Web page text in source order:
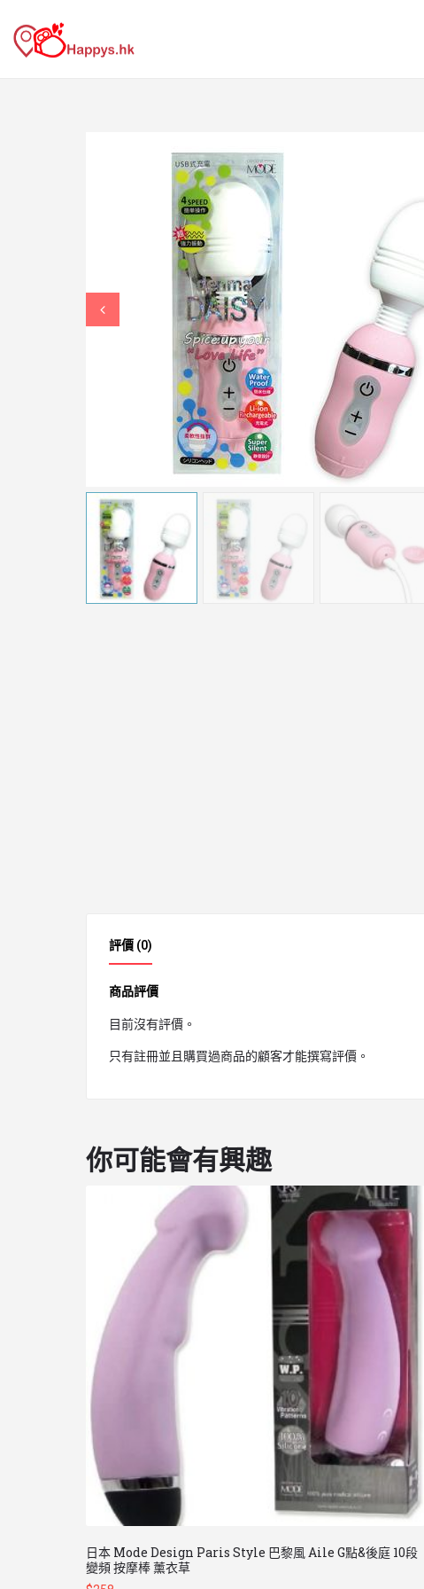
評價 (0)
商品評價
目前沒有評價。
只有註冊並且購買過商品的顧客才能撰寫評價。
你可能會有興趣
日本 Mode Design Paris Style 巴黎風 Aile G點&後庭 10段
變頻 按摩棒 薰衣草